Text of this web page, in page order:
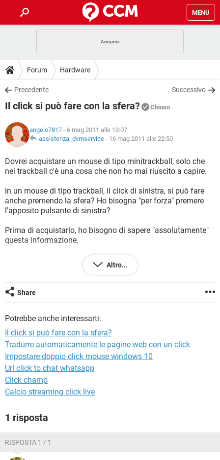
MENU
INTRATTENIMENTO
iOS
INSTAGRAM WHATSAPP
TIKTOK
HARDWARE
GUIDE
COVID-19
INSTAGRAM WHATSAPP
TIKTOK
HARDWARE
DOWNLOAD
COVID-19 GAMING
INTRATTENIMENTO
iOS WINDOWS 10
INSTAGRAM WHATSAPP
TIKTOK FACEBOOK
HARDWARE
COVID-19 GAMING
INTRATTENIMENTO
iOS WINDOWS 10
TIKTOK FACEBOOK
HARDWARE
GLOSSARIO
COVID-19 GAMING
INTRATTENIMENTO ANDROID
iOS WINDOWS 10
INSTAGRAM WHATSAPP
HARDWARE
Forum Hardware
Precedente Successivo
Il click si può fare con la sfera? Chiuso
angelo7817 - 6 mag 2011 alle 19:07
assistenza_dvmservice - 16 mag 2011 alle 22:50
Dovrei acquistare un mouse di tipo minitrackball, solo che
nei trackball c'è una cosa che non ho mai riuscito a capire.
in un mouse di tipo trackball, il click di sinistra, si può fare
anche premendo la sfera? Ho bisogna "per forza" premere
l'apposito pulsante di sinistra?
Prima di acquistarlo, ho bisogno di sapere "assolutamente"
questa informazione.
Qualcuno di voi che a già un trackball, mi potrebbe
Grazie.
Altro...
Share
Potrebbe anche interessarti:
Il click si può fare con la sfera?
Tradurre automaticamente le pagine web con un click
Impostare doppio click mouse windows 10
Url click to chat whatsapp
Click champ
Calcio streaming click live
1 risposta
RISPOSTA 1 / 1